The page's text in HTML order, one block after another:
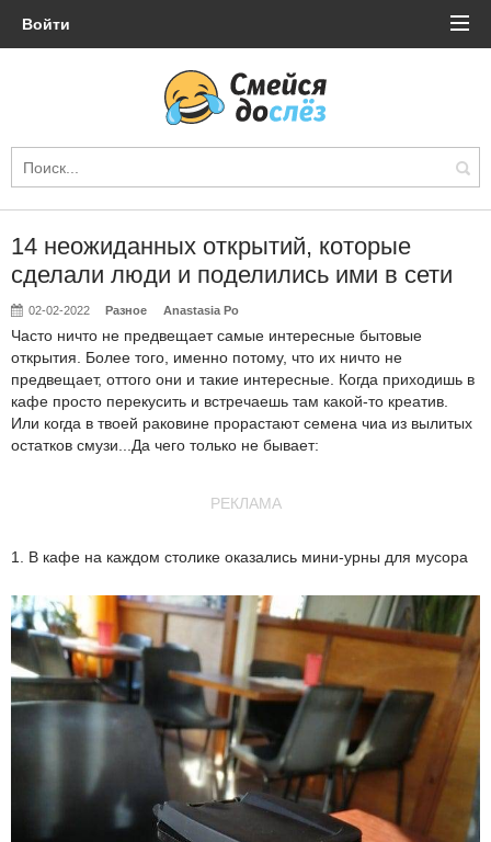
Войти
14 неожиданных открытий, которые
сделали люди и поделились ими в сети
02-02-2022 Разное Anastasia Po
Часто ничто не предвещает самые интересные бытовые
открытия. Более того, именно потому, что их ничто не
предвещает, оттого они и такие интересные. Когда приходишь в
кафе просто перекусить и встречаешь там какой-то креатив.
Или когда в твоей раковине прорастают семена чиа из вылитых
остатков смузи...Да чего только не бывает:
РЕКЛАМА
1. В кафе на каждом столике оказались мини-урны для мусора